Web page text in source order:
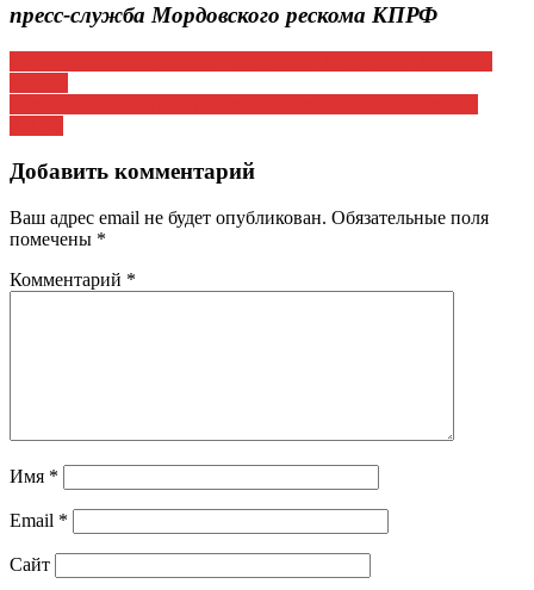
пресс-служба Мордовского рескома КПРФ
Навигация
по
записям
Добавить комментарий
Ваш адрес email не будет опубликован. Обязательные поля
помечены *
Комментарий *
Имя *
Email *
Сайт